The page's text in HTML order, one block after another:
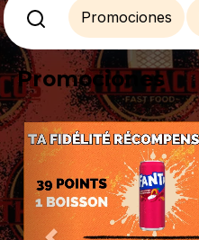
Promociones
Promociones